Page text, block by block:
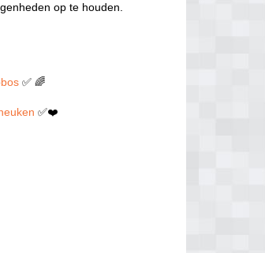
op te houden.
✅ 🌈
✅❤️